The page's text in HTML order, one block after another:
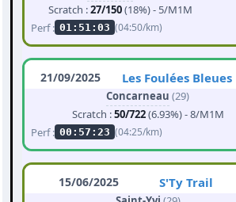
Scratch :27/150(18%) - 5/M1M
Perf : 01:51:03 (04:50/km)
21/09/2025 Les Foulées Bleues
Concarneau (29)
Scratch :50/722(6.93%) - 8/M1M
Perf : 00:57:23 (04:25/km)
15/06/2025 S'Ty Trail